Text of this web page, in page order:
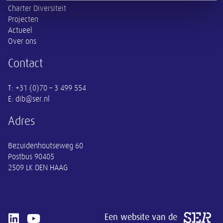
Charter Diversiteit
Projecten
Actueel
Over ons
Contact
E: dib@ser.nl
Adres
Bezuidenhoutseweg 60
Postbus 90405
Een website van de
Open linkedin van SER
Open youtube van SER